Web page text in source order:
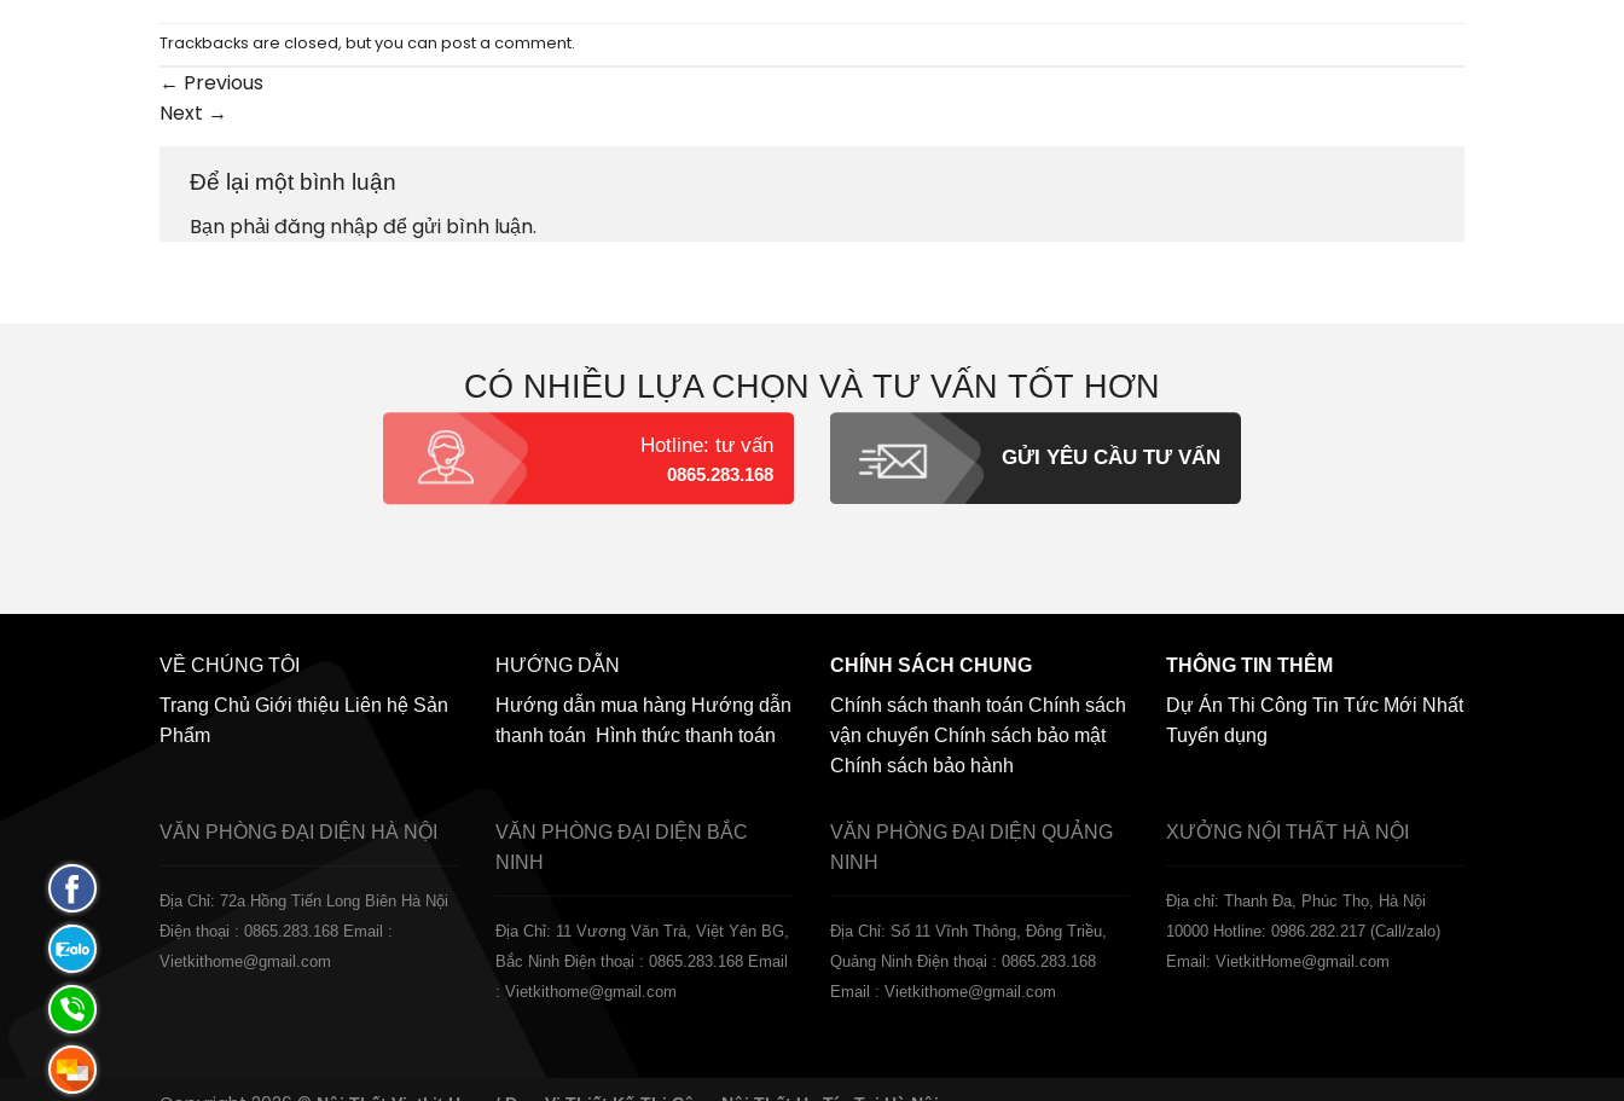
Trackbacks are closed, but you can post a comment.
← Previous
Next →
Để lại một bình luận
Bạn phảiđăng nhậpđể gửi bình luận.
CÓ NHIỀU LỰA CHỌN VÀ TƯ VẤN TỐT HƠN
Hotline: tư vấn
0865.283.168
GỬI YÊU CẦU TƯ VẤN
VỀ CHÚNG TÔI
Trang Chủ Giới thiệu Liên hệ Sản
Phẩm
HƯỚNG DẪN
Hướng dẫn mua hàng Hướng dẫn
thanh toán
Hình thức thanh toán
CHÍNH SÁCH CHUNG
Chính sách thanh toán Chính sách
vận chuyển Chính sách bảo mật
Chính sách bảo hành
THÔNG TIN THÊM
Dự Án Thi Công Tin Tức Mới Nhất
Tuyển dụng
VĂN PHÒNG ĐẠI DIỆN HÀ NỘI
Địa Chỉ: 72a Hồng Tiến Long Biên Hà Nội
Điện thoại : 0865.283.168 Email :
Vietkithome@gmail.com
VĂN PHÒNG ĐẠI DIỆN BẮC
NINH
Địa Chỉ: 11 Vương Văn Trà, Việt Yên BG,
Bắc Ninh Điện thoại : 0865.283.168 Email
: Vietkithome@gmail.com
VĂN PHÒNG ĐẠI DIỆN QUẢNG
NINH
Địa Chỉ: Số 11 Vĩnh Thông, Đông Triều,
Quảng Ninh Điện thoại : 0865.283.168
Email : Vietkithome@gmail.com
XƯỞNG NỘI THẤT HÀ NỘI
️Địa chỉ: Thanh Đa, Phúc Thọ, Hà Nội
10000 Hotline: 0986.282.217 (Call/zalo)
Email: VietkitHome@gmail.com
Fanpage
Facebook
Zalo:
0865.283.168
Hotline:
0865.283.168
Hotline: